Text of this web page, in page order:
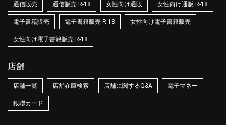
通信販売 通信販売 R-18 女性向け通販 女性向け通販 R-18
電子書籍販売 電子書籍販売 R-18 女性向け電子書籍販売
女性向け電子書籍販売 R-18
店舗
店舗一覧 店舗在庫検索 店舗に関するQ&A 電子マネー
銀聯カード